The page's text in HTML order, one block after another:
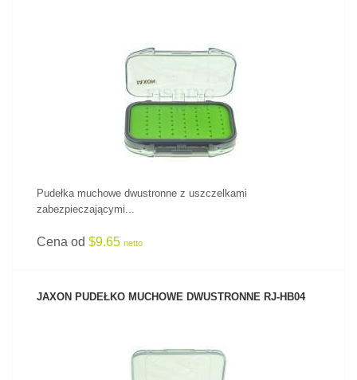
Pudełka muchowe dwustronne z uszczelkami
zabezpieczającymi...
Cena od $9.65 netto
JAXON PUDEŁKO MUCHOWE DWUSTRONNE RJ-HB04